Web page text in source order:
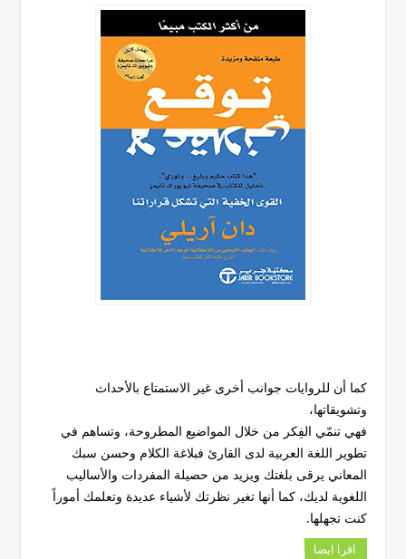
كما أن للروايات جوانب أخرى غير الاستمتاع بالأحداث
وتشويقاتها،
فهي تنمّي الفِكر من خلال المواضيع المطروحة، وتساهم في
تطوير اللغة العربية لدى القارئ فبلاغة الكلام وحسن سبك
المعاني يرقى بلغتك ويزيد من حصيلة المفردات والأساليب
اللغوية لديك، كما أنها تغير نظرتك لأشياء عديدة وتعلمك أموراً
كنت تجهلها.
اقرا ايضا